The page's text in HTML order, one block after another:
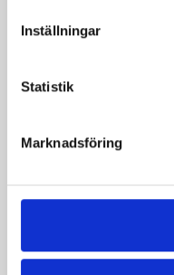
Inställningar
Statistik
Marknadsföring
Passion-Vanilj